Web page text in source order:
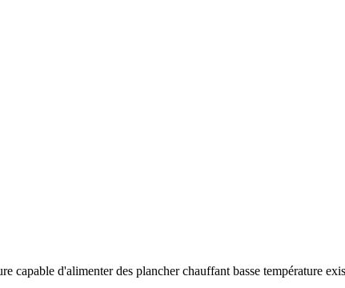
capable d'alimenter des plancher chauffant basse température